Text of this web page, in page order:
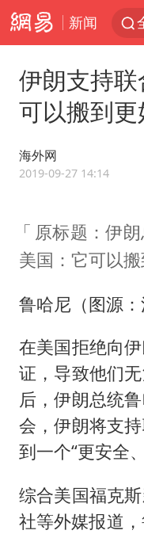
新闻
伊朗支持
可以搬到
海外网
2019-09-27 14:14
原标题：伊
美国：它可以
鲁哈尼（图源：
在美国拒绝向
证，导致他们
后，伊朗总统
会，伊朗将支
到一个“更安全
综合美国福克
社等外媒报道